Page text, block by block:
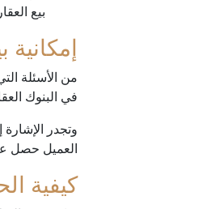
بيع
من الأسئلة
في البنوك
وتجدر
العميل حصل
كيفية